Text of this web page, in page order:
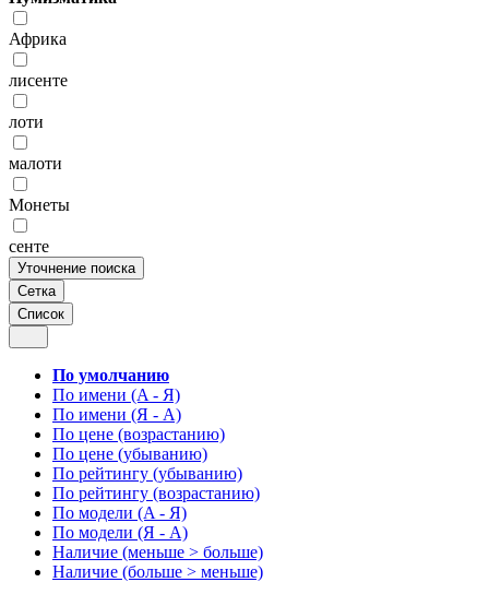
Африка
лисенте
лоти
малоти
Монеты
сенте
Уточнение поиска
Сетка
Список
По умолчанию
По имени (A - Я)
По имени (Я - A)
По цене (возрастанию)
По цене (убыванию)
По рейтингу (убыванию)
По рейтингу (возрастанию)
По модели (A - Я)
По модели (Я - A)
Наличие (меньше > больше)
Наличие (больше > меньше)